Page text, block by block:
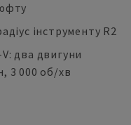
інструменту R2
два двигуни
3 000 об/хв